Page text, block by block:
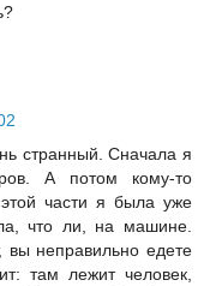
странный. Сначала я
А потом кому-то
части я была уже
что ли, на машине.
вы неправильно едете
там лежит человек,